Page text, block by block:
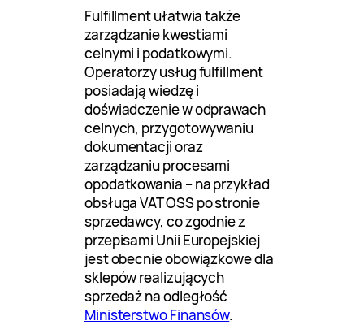
Fulfillment ułatwia także
zarządzanie kwestiami
celnymi i podatkowymi.
Operatorzy usług fulfillment
posiadają wiedzę i
doświadczenie w odprawach
celnych, przygotowywaniu
dokumentacji oraz
zarządzaniu procesami
opodatkowania – na przykład
obsługa VAT OSS po stronie
sprzedawcy, co zgodnie z
przepisami Unii Europejskiej
jest obecnie obowiązkowe dla
sklepów realizujących
sprzedaż na odległość
Ministerstwo Finansów.